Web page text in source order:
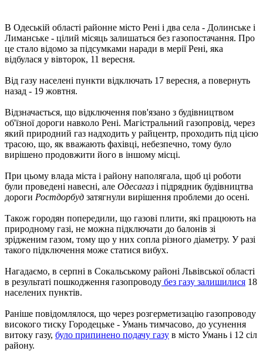
В Одеській області районне місто Рені і два села - Долинське і
Лиманське - цілий місяць залишаться без газопостачання. Про
це стало відомо за підсумками наради в мерії Рені, яка
відбулася у вівторок, 11 вересня.
Від газу населені пункти відключать 17 вересня, а повернуть
назад - 19 жовтня.
Відзначається, що відключення пов'язано з будівництвом
об'їзної дороги навколо Рені. Магістральний газопровід, через
який природний газ надходить у райцентр, проходить під цією
трасою, що, як вважають фахівці, небезпечно, тому було
вирішено продовжити його в іншому місці.
При цьому влада міста і району наполягала, щоб ці роботи
були проведені навесні, але Одесагаз і підрядник будівництва
дороги Ростдорбуд затягнули вирішення проблеми до осені.
Також городян попередили, що газові плити, які працюють на
природному газі, не можна підключати до балонів зі
зрідженим газом, тому що у них сопла різного діаметру. У разі
такого підключення може статися вибух.
Нагадаємо, в серпні в Сокальському районі Львівської області
в результаті пошкодження газопроводу без газу залишилися 18
населених пунктів.
Раніше повідомлялося, що через розгерметизацію газопроводу
високого тиску Городецьке - Умань тимчасово, до усунення
витоку газу, було припинено подачу газу в місто Умань і 12 сіл
району.